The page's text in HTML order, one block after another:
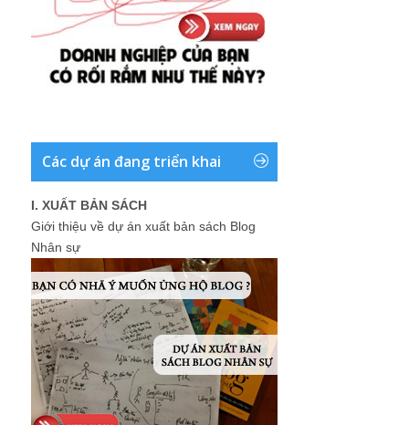
Các dự án đang triển khai
I. XUẤT BẢN SÁCH
Giới thiệu về dự án xuất bản sách Blog
Nhân sự